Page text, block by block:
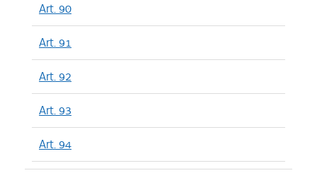
Art. 90
Art. 91
Art. 92
Art. 93
Art. 94